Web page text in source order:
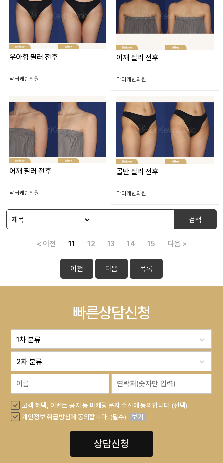
우아힙 필러 전후
닥터케빈의원
어깨 필러 전후
닥터케빈의원
어깨 필러 전후
닥터케빈의원
골반 필러 전후
닥터케빈의원
검색
< 이전 11 12 13 14 15 다음 >
이전 다음 목록
빠른상담신청
고객 혜택, 이벤트 공지 등 마케팅 문자 수신에 동의합니다 (선택)
개인정보 취급방침에 동의합니다. (필수)
보기
상담신청